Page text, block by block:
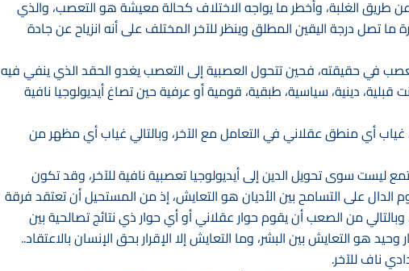
طريق الغلبة، وأخطر ما يواجه الاختلاف كحالة معيشة هو التعصب، والذي
درجة اليقين المطلق وينظر للآخر المختلف على أنه انزياح عن جادة
في حقيقته، فحين تتحول العصبية إلى التعصب يغدو الحقد الذي ينفي فيه
دينية، سياسية، طبقية، قومية أو عرفية حين تصاغ أيديولوجيا نافية
أي منطق عقلاني في التعامل مع الآخر، وبالتالي غياب أي مظهر من
ليست سوى تحويل الدين إلى أيديولوجيا تعصبية نافية للآخر، وقد تكون
على التسامح بين الأديان هو التعايش، إذ من المستحيل أن تعتقد فرقة
من الصعب أن يقوم حوار عقلاني أو أي حوار ذي نتائج تصالحية بين
هو التعايش بين البشر، وما التعايش إلا الإقرار بحق الإنسان بالاعتقاد..
ناف للآخر.